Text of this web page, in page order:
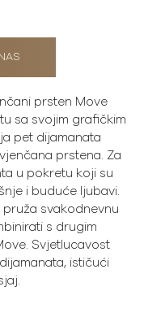
prsten Move
sa svojim grafičkim
pet dijamanata
prstena. Za
u pokretu koji su
i buduće ljubavi.
pruža svakodnevnu
s drugim
Svjetlucavost
ističući